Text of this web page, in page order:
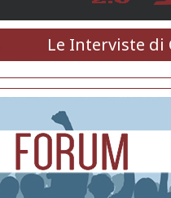
Le Interviste di